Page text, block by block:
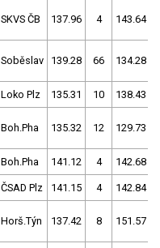
SKVS ČB 137.96 4 143.64
Soběslav 139.28 66 134.28
Loko Plz 135.31 10 138.43
Boh.Pha 135.32 12 129.73
Boh.Pha 141.12 4 142.68
ČSAD Plz 141.15 4 142.84
Horš.Týn 137.42 8 151.57